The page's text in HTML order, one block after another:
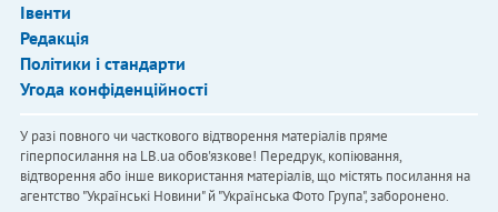
Івенти
Редакція
Політики і стандарти
Угода конфіденційності
У разі повного чи часткового відтворення матеріалів пряме
гіперпосилання на LB.ua обов'язкове! Передрук, копіювання,
відтворення або інше використання матеріалів, що містять посилання на
агентство "Українськi Новини" й "Українська Фото Група", заборонено.